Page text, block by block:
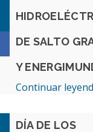
DE SALTO
Y
Continuar
DÍA DE LOS